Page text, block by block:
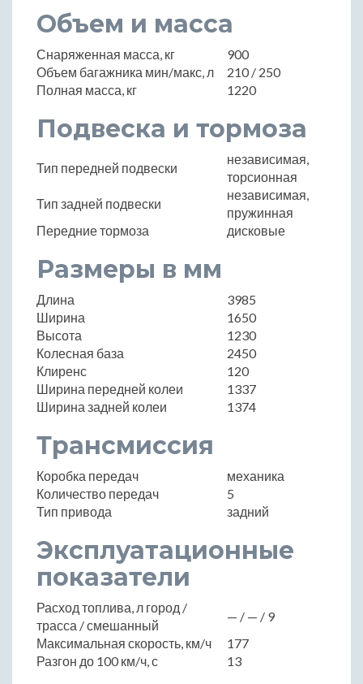
Объем и масса
Снаряженная масса, кг
900
Объем багажника мин/макс, л
210 / 250
Полная масса, кг
1220
Подвеска и тормоза
Тип передней подвески
независимая,
торсионная
Тип задней подвески
независимая,
пружинная
Передние тормоза
дисковые
Размеры в мм
Длина
3985
Ширина
1650
Высота
1230
Колесная база
2450
Клиренс
120
Ширина передней колеи
1337
Ширина задней колеи
1374
Трансмиссия
Коробка передач
механика
Количество передач
5
Тип привода
задний
Эксплуатационные
показатели
Расход топлива, л город /
трасса / смешанный
— / — / 9
Максимальная скорость, км/ч
177
Разгон до 100 км/ч, с
13